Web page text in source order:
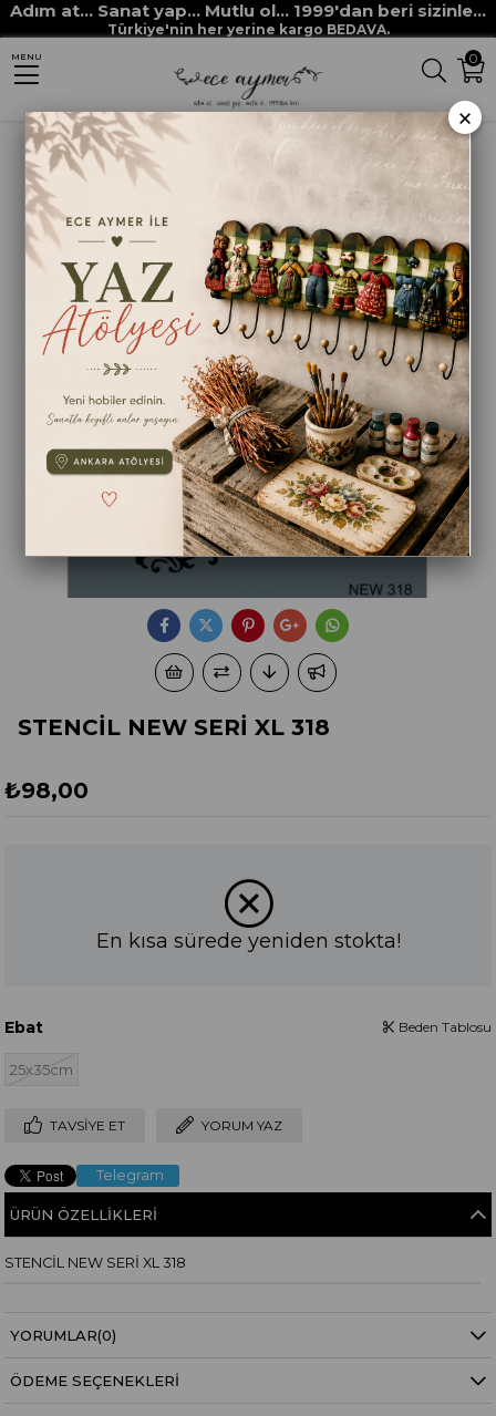
Adım at... Sanat yap... Mutlu ol... 1999'dan beri sizinle...
Türkiye'nin her yerine kargo BEDAVA.
0
MENU
Anasayfa STENCİLLER RİCH STENCİL ŞABLONLARI Rich New Seri XL
STENCİL NEW SERİ XL 318
STENCİL NEW SERİ XL 318
₺98,00
En kısa sürede yeniden stokta!
Ebat
25x35cm
Beden Tablosu
TAVSIYE ET YORUM YAZ
Telegram
ÜRÜN ÖZELLIKLERI
STENCİL NEW SERİ XL 318
YORUMLAR(0)
ÖDEME SEÇENEKLERI
×